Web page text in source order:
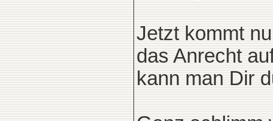
Jetzt kommt
das Anrecht
kann man Dir